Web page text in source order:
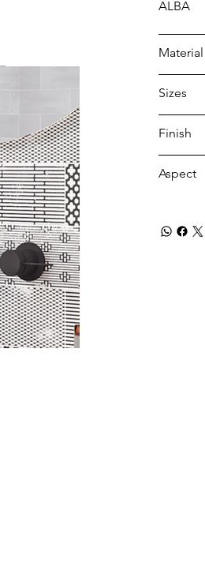
ALBA
Material
Sizes
Finish
Aspect